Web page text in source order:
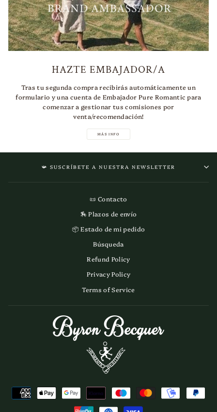
HAZTE EMBAJADOR/A
Tras tu segunda compra recibirás automáticamente un
formulario y una cuenta de Embajador Pure Romantic para
comenzar a gestionar tus comisiones por
venta/recomendación!
MÁS INFO
📯 SUSCRÍBETE A NUESTRA NEWSLETTER
📜 Contacto
🏇 Plazos de envío
📦 Estado de mi pedido
Búsqueda
Refund Policy
Privacy Policy
Terms of Service